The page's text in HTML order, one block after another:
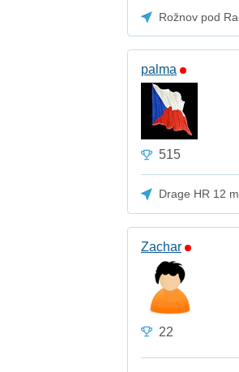
Rožnov pod
palma
515
Drage HR 12
Zachar
22